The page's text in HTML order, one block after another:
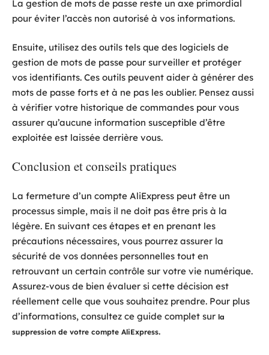
La gestion de mots de passe reste un axe primordial
pour éviter l’accès non autorisé à vos informations.
Ensuite, utilisez des outils tels que des logiciels de
gestion de mots de passe pour surveiller et protéger
vos identifiants. Ces outils peuvent aider à générer des
mots de passe forts et à ne pas les oublier. Pensez aussi
à vérifier votre historique de commandes pour vous
assurer qu’aucune information susceptible d’être
exploitée est laissée derrière vous.
Conclusion et conseils pratiques
La fermeture d’un compte AliExpress peut être un
processus simple, mais il ne doit pas être pris à la
légère. En suivant ces étapes et en prenant les
précautions nécessaires, vous pourrez assurer la
sécurité de vos données personnelles tout en
retrouvant un certain contrôle sur votre vie numérique.
Assurez-vous de bien évaluer si cette décision est
réellement celle que vous souhaitez prendre. Pour plus
d’informations, consultez ce guide complet sur la
suppression de votre compte AliExpress.